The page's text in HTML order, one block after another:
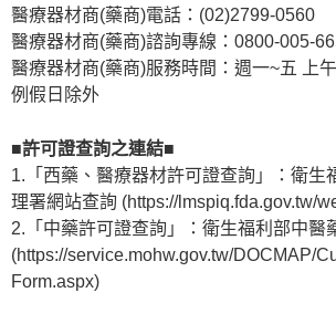
醫療器材商(藥商)電話：(02)2799-0560
醫療器材商(藥商)諮詢專線：0800-005-
醫療器材商(藥商)服務時間：週一~五 上
例假日除外
■許可證查詢之連結■
1.「西藥、醫療器材許可證查詢」：衛生
理署網站查詢 (https://lmspiq.fda.gov.tw/
2.「中藥許可證查詢」：衛生福利部中醫
(https://service.mohw.gov.tw/DOCMAP/
Form.aspx)